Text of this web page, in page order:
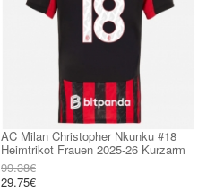
AC Milan Christopher Nkunku #18
Heimtrikot Frauen 2025-26 Kurzarm
99.38€
29.75€